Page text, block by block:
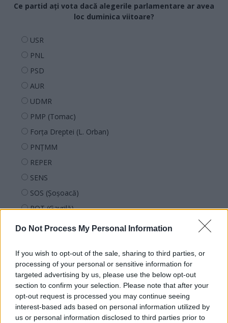
Do Not Process My Personal Information
If you wish to opt-out of the sale, sharing to third parties, or
processing of your personal or sensitive information for
targeted advertising by us, please use the below opt-out
section to confirm your selection. Please note that after your
opt-out request is processed you may continue seeing
interest-based ads based on personal information utilized by
us or personal information disclosed to third parties prior to
Ce partid ați vota dacă alegerile parlamentare ar avea
loc duminica viitoare?
USR
PNL
PSD
AUR
UDMR
PMP (Tomac)
Forța Dreptei (L. Orban)
PNȚMM
REPER
SENS
SOS (Șoșoacă)
POT (Gavrilă)
PACE (Peia)
PDF (Lazarus)
PUSL (D. Voiculescu)
PNȚCD (Pavelescu)
PNCR (Terheș)
Partidul Patrioților (Surugiu)